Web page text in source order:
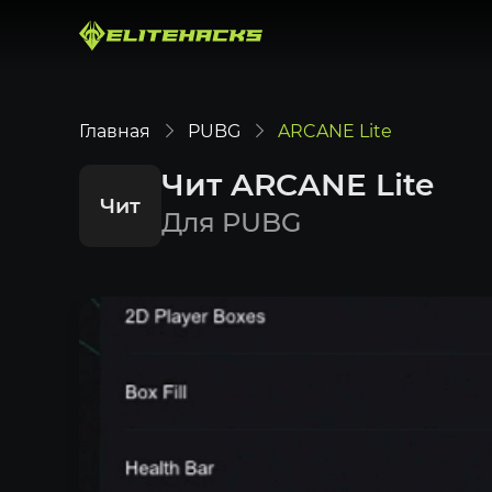
Главная PUBG ARCANE Lite
Чит
Чит ARCANE Lite
Для PUBG